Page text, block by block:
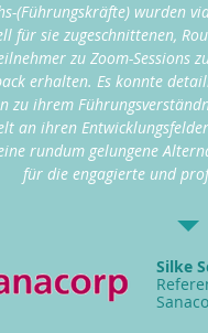
(Führungskräfte) wurden
für sie zugeschnittenen,
zu Zoom-
erhalten. Es konnte
zu ihrem
an ihren
rundum gelungene
für die engagierte und
Silke